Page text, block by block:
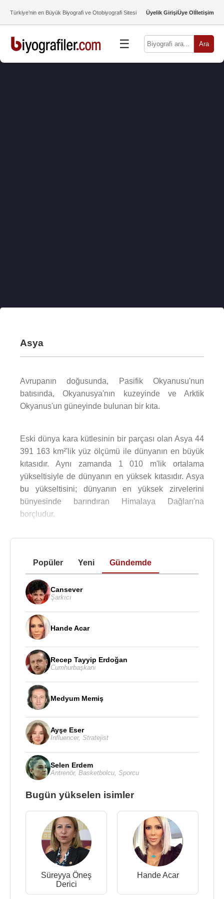
Türkiye’nin en Büyük Biyografi ve Otobiyografi Sitesi Üyelik GirişiÜye Olİletişim
☰ Ara
Asya
Avrupanın doğusunda, Pasifik Okyanusu'nun
batısında, Okyanusya'nın kuzeyinde ve Arktik
Okyanus'un güneyinde bulunan bir kıta.
Eski dünya kara kütlesinin bir parçası olan Asya 44
391 163 km²'lik yüz ölçümü ile dünyanın en büyük
kıtasıdır. Aynı zamanda 1 010 m'lik ortalama
yükseltisiyle de dünyanın en yüksek kıtasıdır. Asya
bu yükseltisini; dünyanın en yüksek zirvelerini
bünyesinde barındıran Himalaya Dağları'na
borçludur.
Popüler Yeni Gündemde
Cansever
Şarkıcı
Hande Acar
Recep Tayyip Erdoğan
Cumhurbaşkanı
Medyum Memiş
Ayşe Eser
Influencer, Stratejist
Selen Erdem
Antrenör, Basketbolcu Sporcu
Bugün yükselen isimler
Süreyya Öneş
Derici
Hande Acar